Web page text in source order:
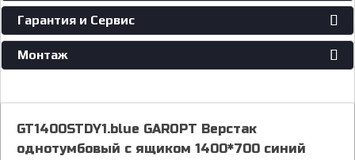
Гарантия и Сервис
Монтаж
GT1400STDY1.blue GAROPT Верстак
однотумбовый с ящиком 1400*700 синий